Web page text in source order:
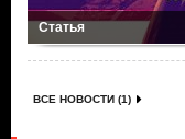
Статья
ВСЕ НОВОСТИ (1)